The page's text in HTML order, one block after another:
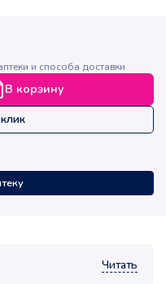
Читать
и способа доставки
В корзину